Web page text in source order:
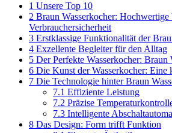
1 Unsere Top 10
2 Braun Wasserkocher:
Verbrauchersicherheit
3 Erstklassige Funktionalität der
4 Exzellente Begleiter für den Alltag
5 Der Perfekte Wasserkocher: Braun
6 Die Kunst der Wasserkocher: Eine
7 Die Technologie hinter Braun
7.1 Effiziente Leistung
7.2 Präzise
7.3 Intelligente
8 Das Design: Form trifft Funktion